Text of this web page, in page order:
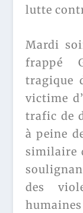
lutte
Mardi
frappé
tragique
victime
trafic de
à peine
similaire
des